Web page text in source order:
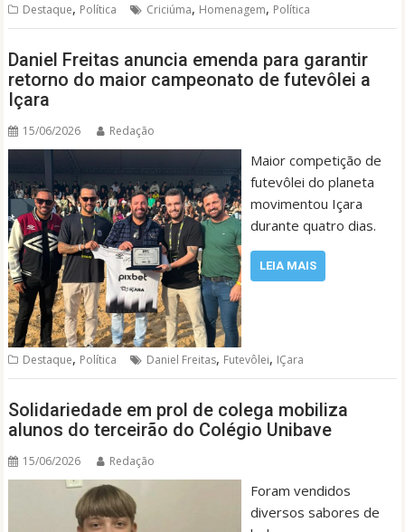
Destaque, Política Criciúma, Homenagem, Política
Daniel Freitas anuncia emenda para garantir
retorno do maior campeonato de futevôlei a
Içara
15/06/2026 Redação
Maior competição de
futevôlei do planeta
movimentou Içara
durante quatro dias.
LEIA MAIS
Destaque, Política Daniel Freitas, Futevôlei, IÇara
Solidariedade em prol de colega mobiliza
alunos do terceirão do Colégio Unibave
15/06/2026 Redação
Foram vendidos
diversos sabores de